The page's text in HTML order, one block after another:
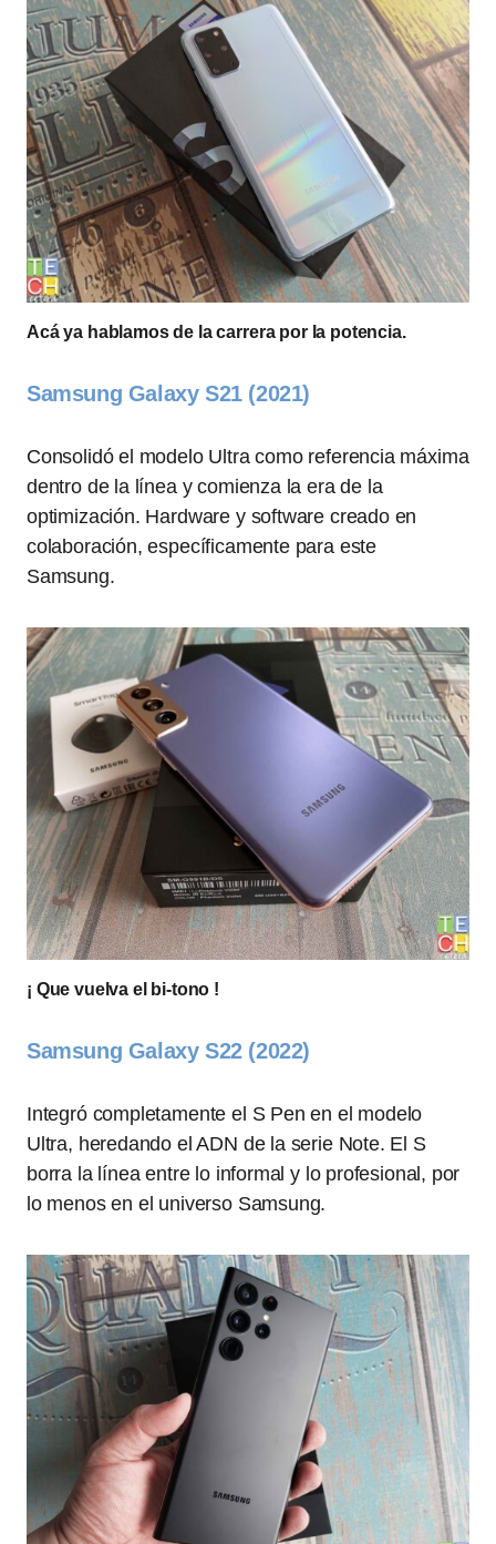
Acá ya hablamos de la carrera por la potencia.
Samsung Galaxy S21 (2021)
Consolidó el modelo Ultra como referencia máxima
dentro de la línea y comienza la era de la
optimización. Hardware y software creado en
colaboración, específicamente para este
Samsung.
¡ Que vuelva el bi-tono !
Samsung Galaxy S22 (2022)
Integró completamente el S Pen en el modelo
Ultra, heredando el ADN de la serie Note. El S
borra la línea entre lo informal y lo profesional, por
lo menos en el universo Samsung.